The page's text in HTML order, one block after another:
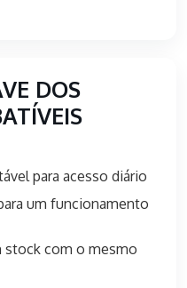
DOS
para acesso diário
um funcionamento
stock com o mesmo